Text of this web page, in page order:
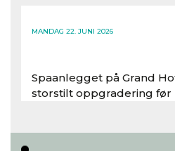
MANDAG 22. JUNI 2026
Spaanlegget på Grand
storstilt oppgradering før
Les hele artikkelen